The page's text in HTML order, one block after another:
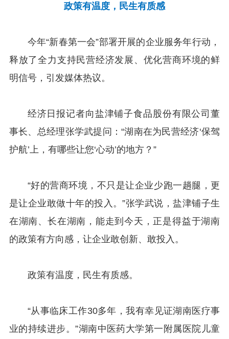
政策有温度，民生有质感
今年“新春第一会”部署开展的企业服务年行动，
释放了全力支持民营经济发展、优化营商环境的鲜
明信号，引发媒体热议。
经济日报记者向盐津铺子食品股份有限公司董
事长、总经理张学武提问：“湖南在为民营经济‘保驾
护航’上，有哪些让您‘心动’的地方？”
“好的营商环境，不只是让企业少跑一趟腿，更
是让企业敢做十年的投入。”张学武说，盐津铺子生
在湖南、长在湖南，能走到今天，正是得益于湖南
的政策有方向感，让企业敢创新、敢投入。
政策有温度，民生有质感。
“从事临床工作30多年，我有幸见证湖南医疗事
业的持续进步。”湖南中医药大学第一附属医院儿童